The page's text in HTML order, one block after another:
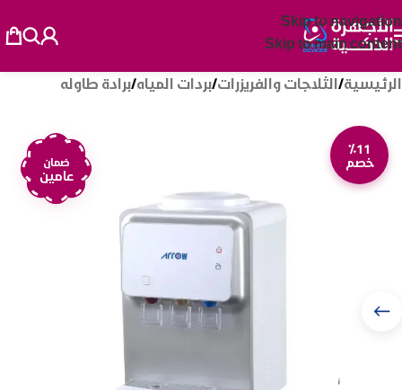
Skip to navigation
Skip to main content
الرئيسية/الثلاجات والفريزرات/بردات المياه/برادة طاوله
٪11
خصم
ضمان
عامين